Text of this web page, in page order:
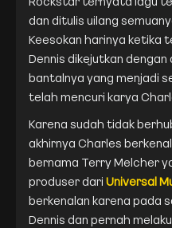
dan ditulis uilang
Keesokan harinya ketika
Dennis dikejutkan
bantalnya yang menjadi
telah mencuri karya
Karena sudah tidak
akhirnya Charles
bernama Terry Melcher
produser dari Universal
berkenalan karena pada
Dennis dan pernah